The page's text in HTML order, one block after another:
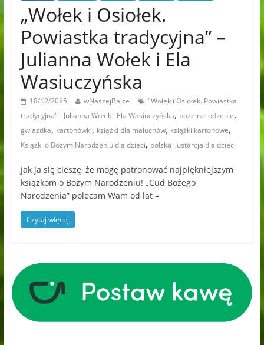
„Wołek i Osiołek.
Powiastka tradycyjna” –
Julianna Wołek i Ela
Wasiuczyńska
18/12/2025 wNaszejBajce
"Wołek i Osiołek. Powiastka
tradycyjna" - Julianna Wołek i Ela Wasiuczyńska, boże narodzenie,
gwiazdka, kartonówki, książki dla maluchów, książki kartonowe,
Książki o Bożym Narodzeniu dla dzieci, polska ilustarcja dla dzieci
Jak ja się cieszę, że mogę patronować najpiękniejszym
książkom o Bożym Narodzeniu! „Cud Bożego
Narodzenia” polecam Wam od lat –
Czytaj więcej